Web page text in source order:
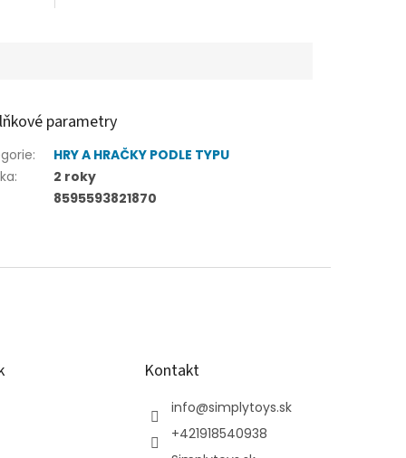
parametry
:
HRY A HRAČKY PODLE TYPU
:
2 roky
8595593821870
Kontakt
info@simplytoys.sk
+421918540938